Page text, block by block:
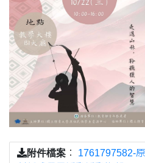
附件檔案 ： 1761797582-